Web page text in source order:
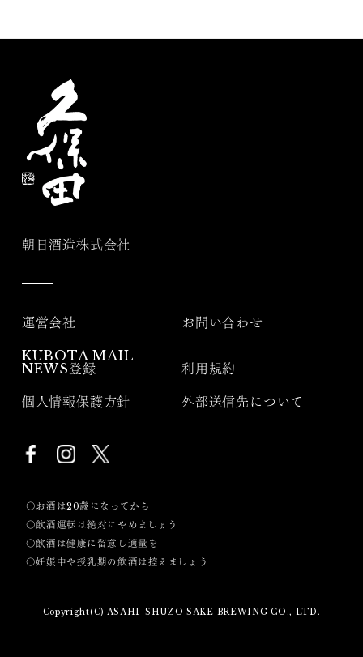
朝日酒造株式会社
運営会社 お問い合わせ
KUBOTA MAIL
NEWS登録
利用規約
個人情報保護方針 外部送信先について
〇お酒は20歳になってから
〇飲酒運転は絶対にやめましょう
〇飲酒は健康に留意し適量を
〇妊娠中や授乳期の飲酒は控えましょう
Copyright(C) ASAHI-SHUZO SAKE BREWING CO., LTD.